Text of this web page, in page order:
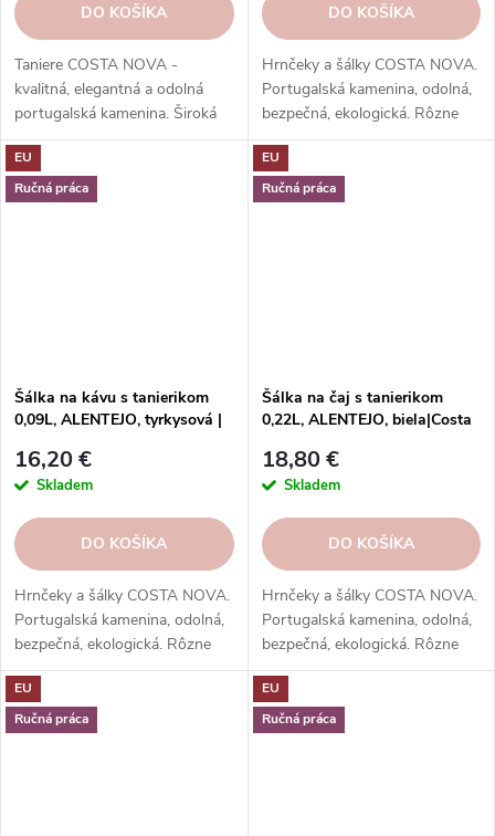
DO KOŠÍKA
Taniere COSTA NOVA -
kvalitná, elegantná a odolná
portugalská kamenina. Široká
ponuka kolekcií, tvarov, farieb a
funkcií. Objednávajte v našom
e-shope.
DO KOŠÍKA
Hrnčeky a šálky COSTA NOVA.
Portugalská kamenina, odolná,
bezpečná, ekologická. Rôzne
tvary, farby, vzory. Ideálne na
kávu, espresso, cappuccino,
lungo, čaj, kakao a iné.
EU
Ručná práca
Šálka na kávu s tanierikom
0,09L, ALENTEJO, tyrkysová |
16,20 €
Skladem
DO KOŠÍKA
Hrnčeky a šálky COSTA NOVA.
Portugalská kamenina, odolná,
bezpečná, ekologická. Rôzne
tvary, farby, vzory. Ideálne na
kávu, espresso, cappuccino,
lungo, čaj, kakao a iné.
EU
Ručná práca
Šálka na čaj s tanierikom
0,22L, ALENTEJO, biela|Costa
18,80 €
Skladem
DO KOŠÍKA
Hrnčeky a šálky COSTA NOVA.
Portugalská kamenina, odolná,
bezpečná, ekologická. Rôzne
tvary, farby, vzory. Ideálne na
kávu, espresso, cappuccino,
lungo, čaj, kakao a iné.
EU
Ručná práca
EU
Ručná práca